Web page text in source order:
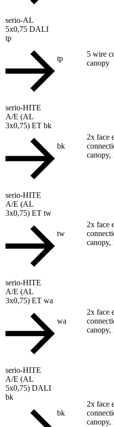
serio-AL
5x0,75 DALI
tp
tp
5 wire
canopy
serio-HITE
A/E (AL
3x0,75) ET bk
bk
2x face
canopy,
serio-HITE
A/E (AL
3x0,75) ET tw
tw
2x face
canopy,
serio-HITE
A/E (AL
3x0,75) ET wa
wa
2x face
canopy,
serio-HITE
A/E (AL
5x0,75) DALI
bk
bk
2x face
canopy,